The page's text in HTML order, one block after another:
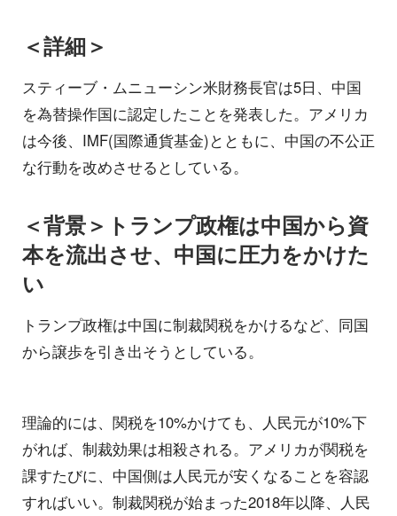
＜詳細＞
スティーブ・ムニューシン米財務長官は5日、中国
を為替操作国に認定したことを発表した。アメリカ
は今後、IMF(国際通貨基金)とともに、中国の不公正
な行動を改めさせるとしている。
＜背景＞トランプ政権は中国から資
本を流出させ、中国に圧力をかけた
い
トランプ政権は中国に制裁関税をかけるなど、同国
から譲歩を引き出そうとしている。
理論的には、関税を10%かけても、人民元が10%下
がれば、制裁効果は相殺される。アメリカが関税を
課すたびに、中国側は人民元が安くなることを容認
すればいい。制裁関税が始まった2018年以降、人民